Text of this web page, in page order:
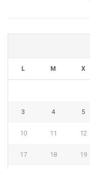
L M X
3 4 5
10 11 12
17 18 19